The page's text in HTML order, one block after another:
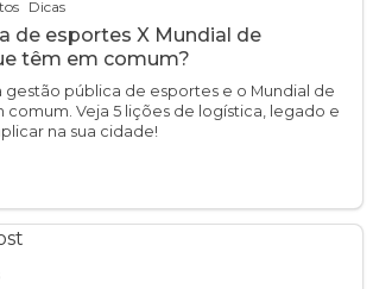
Dicas
de esportes X Mundial de
têm em comum?
gestão pública de esportes e o Mundial de
Veja 5 lições de logística, legado e
na sua cidade!